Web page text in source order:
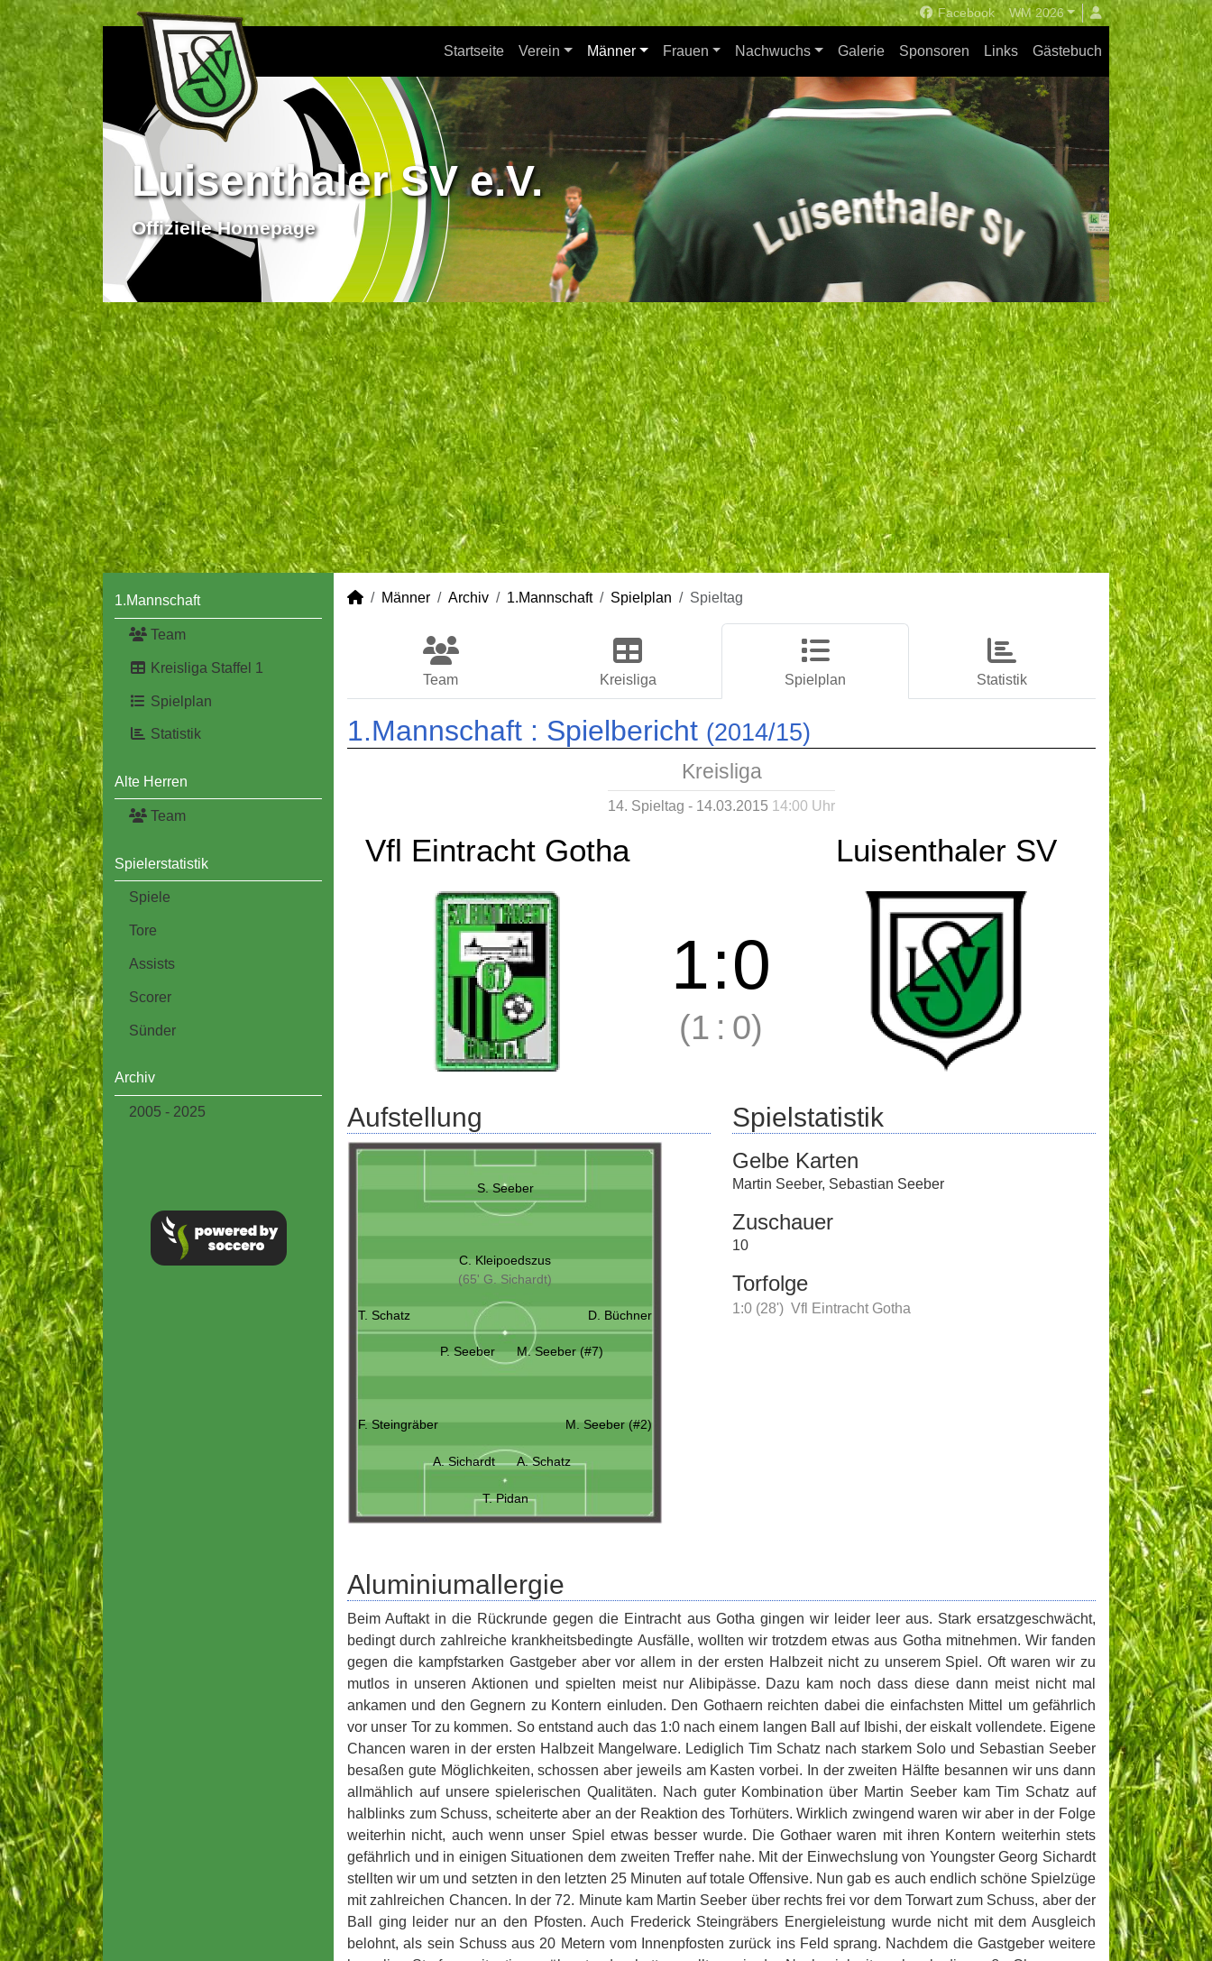
Facebook WM 2026
Startseite Verein Männer Frauen Nachwuchs Galerie Sponsoren Links Gästebuch
Luisenthaler SV e.V.
Offizielle Homepage
1.Mannschaft
Team
Kreisliga Staffel 1
Spielplan
Statistik
Alte Herren
Team
Spielerstatistik
Spiele
Tore
Assists
Scorer
Sünder
Archiv
2005 - 2025
Männer Archiv 1.Mannschaft Spielplan Spieltag
Team Kreisliga Spielplan Statistik
1.Mannschaft : Spielbericht (2014/15)
Kreisliga
14. Spieltag - 14.03.2015 14:00 Uhr
Vfl Eintracht Gotha Luisenthaler SV
1:0
(1 : 0)
Aufstellung
S. Seeber
C. Kleipoedszus
(65' G. Sichardt)
T. Schatz D. Büchner
P. Seeber M. Seeber (#7)
F. Steingräber M. Seeber (#2)
A. Sichardt A. Schatz
T. Pidan
Spielstatistik
Gelbe Karten
Martin Seeber, Sebastian Seeber
Zuschauer
10
Torfolge
1:0 (28') Vfl Eintracht Gotha
Aluminiumallergie
Beim Auftakt in die Rückrunde gegen die Eintracht aus Gotha gingen wir leider leer aus. Stark ersatzgeschwächt,
bedingt durch zahlreiche krankheitsbedingte Ausfälle, wollten wir trotzdem etwas aus Gotha mitnehmen. Wir fanden
gegen die kampfstarken Gastgeber aber vor allem in der ersten Halbzeit nicht zu unserem Spiel. Oft waren wir zu
mutlos in unseren Aktionen und spielten meist nur Alibipässe. Dazu kam noch dass diese dann meist nicht mal
ankamen und den Gegnern zu Kontern einluden. Den Gothaern reichten dabei die einfachsten Mittel um gefährlich
vor unser Tor zu kommen. So entstand auch das 1:0 nach einem langen Ball auf Ibishi, der eiskalt vollendete. Eigene
Chancen waren in der ersten Halbzeit Mangelware. Lediglich Tim Schatz nach starkem Solo und Sebastian Seeber
besaßen gute Möglichkeiten, schossen aber jeweils am Kasten vorbei. In der zweiten Hälfte besannen wir uns dann
allmählich auf unsere spielerischen Qualitäten. Nach guter Kombination über Martin Seeber kam Tim Schatz auf
halblinks zum Schuss, scheiterte aber an der Reaktion des Torhüters. Wirklich zwingend waren wir aber in der Folge
weiterhin nicht, auch wenn unser Spiel etwas besser wurde. Die Gothaer waren mit ihren Kontern weiterhin stets
gefährlich und in einigen Situationen dem zweiten Treffer nahe. Mit der Einwechslung von Youngster Georg Sichardt
stellten wir um und setzten in den letzten 25 Minuten auf totale Offensive. Nun gab es auch endlich schöne Spielzüge
mit zahlreichen Chancen. In der 72. Minute kam Martin Seeber über rechts frei vor dem Torwart zum Schuss, aber der
Ball ging leider nur an den Pfosten. Auch Frederick Steingräbers Energieleistung wurde nicht mit dem Ausgleich
belohnt, als sein Schuss aus 20 Metern vom Innenpfosten zurück ins Feld sprang. Nachdem die Gastgeber weitere